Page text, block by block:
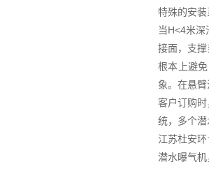
特殊的安
当H<4米
接面，支
根本上避
象。在悬
客户订购
统，多个
江苏杜安
潜水曝气